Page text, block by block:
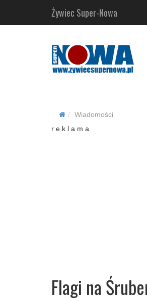
Żywiec Super-Nowa
Wiadomości
r e k l a m a
Flagi na